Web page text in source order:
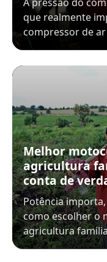
que realmente
compressor de
Melhor
agricultura
conta de
Potência
como escolher o
agricultura